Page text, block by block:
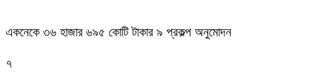
একনেকে ৩৬ হাজার ৬৯৫ কোটি টাকার ৯ প্রকল্প অনুমোদন
৭